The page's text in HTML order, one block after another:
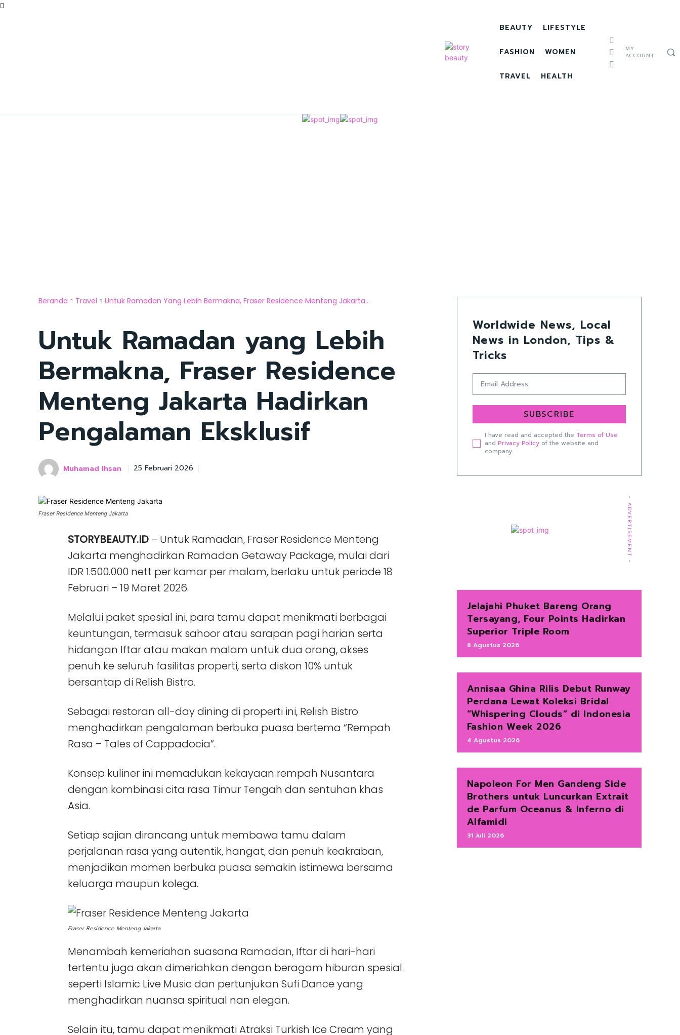
BEAUTY LIFESTYLE
FASHION WOMEN
TRAVEL HEALTH
MY
ACCOUNT
Beranda Travel Untuk Ramadan Yang Lebih Bermakna, Fraser Residence Menteng Jakarta...
Untuk Ramadan yang Lebih
Bermakna, Fraser Residence
Menteng Jakarta Hadirkan
Pengalaman Eksklusif
Muhamad Ihsan 25 Februari 2026
Fraser Residence Menteng Jakarta
STORYBEAUTY.ID – Untuk Ramadan, Fraser Residence Menteng
Jakarta menghadirkan Ramadan Getaway Package, mulai dari
IDR 1.500.000 nett per kamar per malam, berlaku untuk periode 18
Februari – 19 Maret 2026.
Melalui paket spesial ini, para tamu dapat menikmati berbagai
keuntungan, termasuk sahoor atau sarapan pagi harian serta
hidangan Iftar atau makan malam untuk dua orang, akses
penuh ke seluruh fasilitas properti, serta diskon 10% untuk
bersantap di Relish Bistro.
Sebagai restoran all-day dining di properti ini, Relish Bistro
menghadirkan pengalaman berbuka puasa bertema “Rempah
Rasa – Tales of Cappadocia”.
Konsep kuliner ini memadukan kekayaan rempah Nusantara
dengan kombinasi cita rasa Timur Tengah dan sentuhan khas
Asia.
Setiap sajian dirancang untuk membawa tamu dalam
perjalanan rasa yang autentik, hangat, dan penuh keakraban,
menjadikan momen berbuka puasa semakin istimewa bersama
keluarga maupun kolega.
Fraser Residence Menteng Jakarta
Menambah kemeriahan suasana Ramadan, Iftar di hari-hari
tertentu juga akan dimeriahkan dengan beragam hiburan spesial
seperti Islamic Live Music dan pertunjukan Sufi Dance yang
menghadirkan nuansa spiritual nan elegan.
Selain itu, tamu dapat menikmati Atraksi Turkish Ice Cream yang
Worldwide News, Local
News in London, Tips &
Tricks
SUBSCRIBE
I have read and accepted the Terms of Use
and Privacy Policyof the website and
company.
- ADVERTISEMENT -
Jelajahi Phuket Bareng Orang
Tersayang, Four Points Hadirkan
Superior Triple Room
8 Agustus 2026
Annisaa Ghina Rilis Debut Runway
Perdana Lewat Koleksi Bridal
“Whispering Clouds” di Indonesia
Fashion Week 2026
4 Agustus 2026
Napoleon For Men Gandeng Side
Brothers untuk Luncurkan Extrait
de Parfum Oceanus & Inferno di
Alfamidi
31 Juli 2026